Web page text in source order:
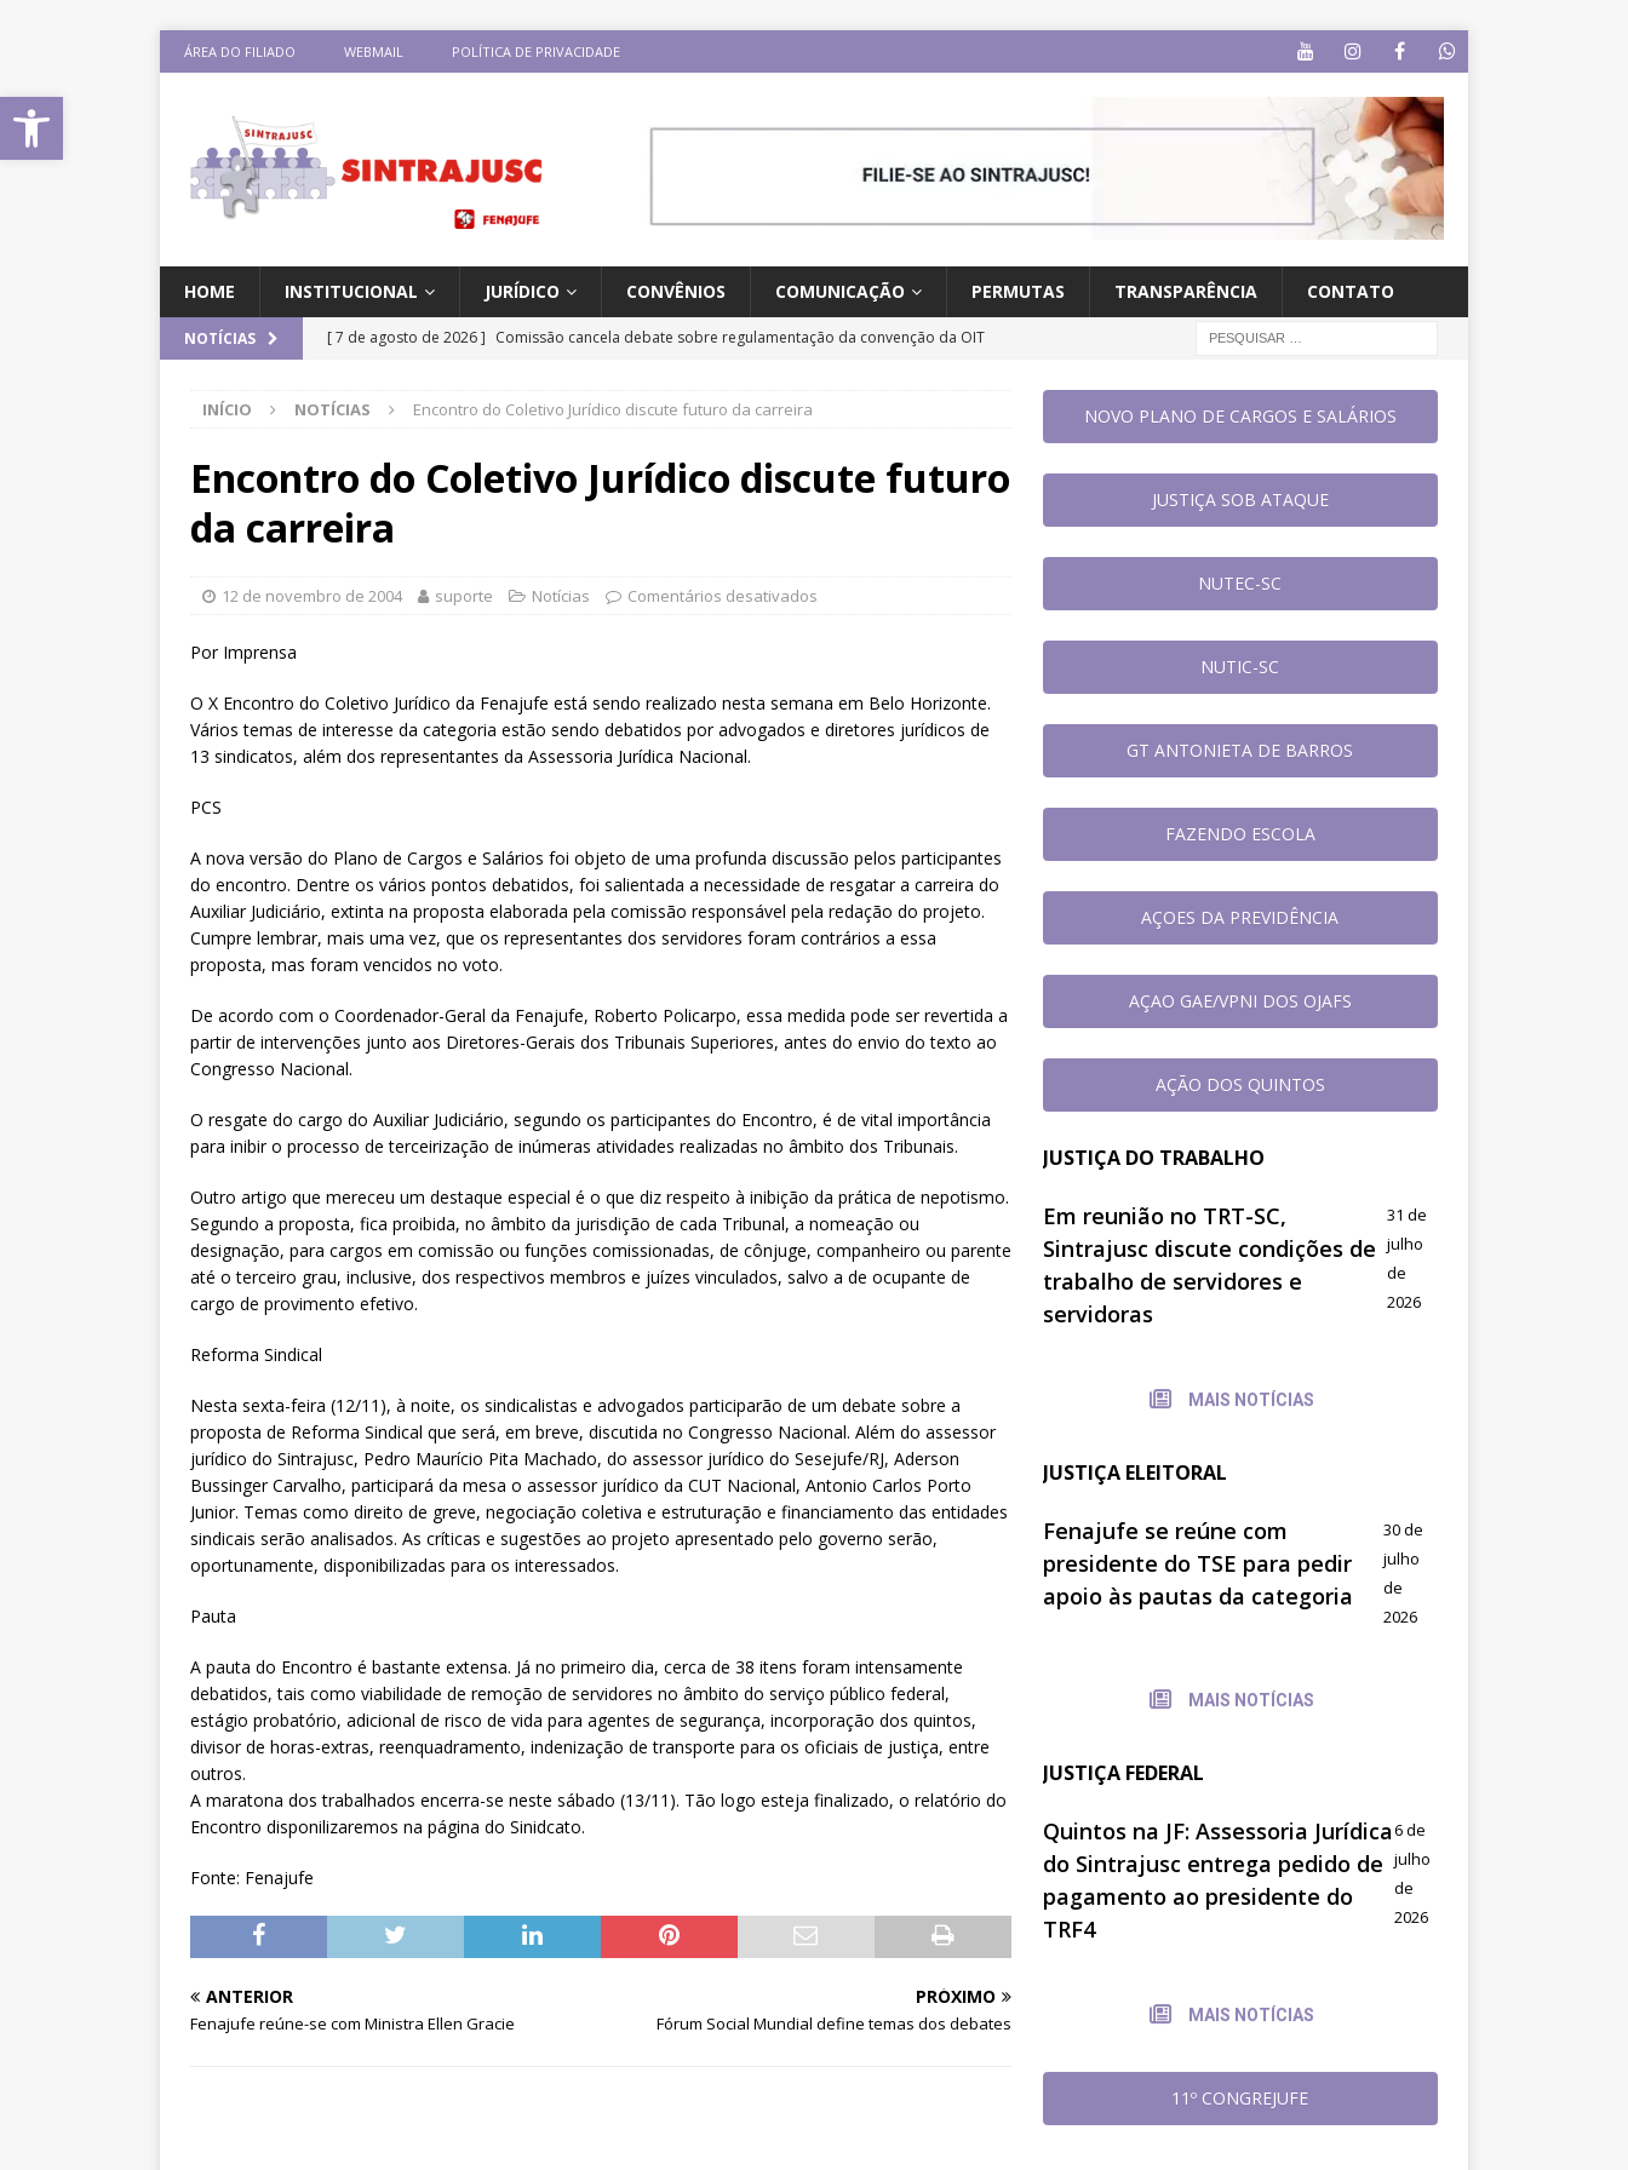
Abrir a barra de ferramentas
ÁREA DO FILIADO WEBMAIL POLÍTICA DE PRIVACIDADE
HOME INSTITUCIONAL JURÍDICO CONVÊNIOS COMUNICAÇÃO PERMUTAS TRANSPARÊNCIA CONTATO
NOTÍCIAS [ 7 de agosto de 2026 ] Comissão cancela debate sobre regulamentação da convenção da OIT
[ 7 de agosto de 2026 ] Salário e carreira: CNJ aprova proposta orçamentária para 2027 com
previsão de reajuste de 8%; Sintrajusc faz mobilização dia 13/8 pela derrubada do Veto 45/2025
[ 6 de agosto de 2026 ]
[ 7 de agosto de 2026 ] Dia 13 tem paralisação de duas horas. Veja as orientações do Sintrajusc
DESTAQUES
INÍCIO NOTÍCIAS Encontro do Coletivo Jurídico discute futuro da carreira
Encontro do Coletivo Jurídico discute futuro
da carreira
12 de novembro de 2004 suporte Notícias Comentários desativados
Por Imprensa
O X Encontro do Coletivo Jurídico da Fenajufe está sendo realizado nesta semana em Belo Horizonte.
Vários temas de interesse da categoria estão sendo debatidos por advogados e diretores jurídicos de
13 sindicatos, além dos representantes da Assessoria Jurídica Nacional.
PCS
A nova versão do Plano de Cargos e Salários foi objeto de uma profunda discussão pelos participantes
do encontro. Dentre os vários pontos debatidos, foi salientada a necessidade de resgatar a carreira do
Auxiliar Judiciário, extinta na proposta elaborada pela comissão responsável pela redação do projeto.
Cumpre lembrar, mais uma vez, que os representantes dos servidores foram contrários a essa
proposta, mas foram vencidos no voto.
De acordo com o Coordenador-Geral da Fenajufe, Roberto Policarpo, essa medida pode ser revertida a
partir de intervenções junto aos Diretores-Gerais dos Tribunais Superiores, antes do envio do texto ao
Congresso Nacional.
O resgate do cargo do Auxiliar Judiciário, segundo os participantes do Encontro, é de vital importância
para inibir o processo de terceirização de inúmeras atividades realizadas no âmbito dos Tribunais.
Outro artigo que mereceu um destaque especial é o que diz respeito à inibição da prática de nepotismo.
Segundo a proposta, fica proibida, no âmbito da jurisdição de cada Tribunal, a nomeação ou
designação, para cargos em comissão ou funções comissionadas, de cônjuge, companheiro ou parente
até o terceiro grau, inclusive, dos respectivos membros e juízes vinculados, salvo a de ocupante de
cargo de provimento efetivo.
Reforma Sindical
Nesta sexta-feira (12/11), à noite, os sindicalistas e advogados participarão de um debate sobre a
proposta de Reforma Sindical que será, em breve, discutida no Congresso Nacional. Além do assessor
jurídico do Sintrajusc, Pedro Maurício Pita Machado, do assessor jurídico do Sesejufe/RJ, Aderson
Bussinger Carvalho, participará da mesa o assessor jurídico da CUT Nacional, Antonio Carlos Porto
Junior. Temas como direito de greve, negociação coletiva e estruturação e financiamento das entidades
sindicais serão analisados. As críticas e sugestões ao projeto apresentado pelo governo serão,
oportunamente, disponibilizadas para os interessados.
Pauta
A pauta do Encontro é bastante extensa. Já no primeiro dia, cerca de 38 itens foram intensamente
debatidos, tais como viabilidade de remoção de servidores no âmbito do serviço público federal,
estágio probatório, adicional de risco de vida para agentes de segurança, incorporação dos quintos,
divisor de horas-extras, reenquadramento, indenização de transporte para os oficiais de justiça, entre
outros.
A maratona dos trabalhados encerra-se neste sábado (13/11). Tão logo esteja finalizado, o relatório do
Encontro disponilizaremos na página do Sinidcato.
Fonte: Fenajufe
ANTERIOR
Fenajufe reúne-se com Ministra Ellen Gracie
PRÓXIMO
Fórum Social Mundial define temas dos debates
NOVO PLANO DE CARGOS E SALÁRIOS
JUSTIÇA SOB ATAQUE
NUTEC-SC
NUTIC-SC
GT ANTONIETA DE BARROS
FAZENDO ESCOLA
AÇOES DA PREVIDÊNCIA
AÇAO GAE/VPNI DOS OJAFS
AÇÃO DOS QUINTOS
JUSTIÇA DO TRABALHO
Em reunião no TRT-SC,
Sintrajusc discute condições de
trabalho de servidores e
servidoras
31 de
julho
de
2026
MAIS NOTÍCIAS
JUSTIÇA ELEITORAL
Fenajufe se reúne com
presidente do TSE para pedir
apoio às pautas da categoria
30 de
julho
de
2026
MAIS NOTÍCIAS
JUSTIÇA FEDERAL
Quintos na JF: Assessoria Jurídica
do Sintrajusc entrega pedido de
pagamento ao presidente do
TRF4
6 de
julho
de
2026
MAIS NOTÍCIAS
11º CONGREJUFE